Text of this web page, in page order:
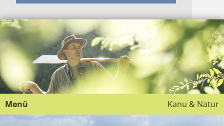
Kanu & Natur
Menü